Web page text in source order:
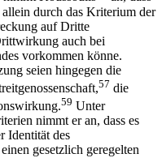
durch das Kriterium der
auf Dritte
auch bei
vorkommen könne.
seien hingegen die
57 die
59 Unter
nimmt er an, dass es
Identität des
gesetzlich geregelten